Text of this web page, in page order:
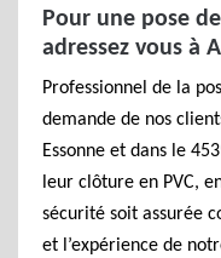
Pour une pose
adressez vous à
Professionnel de la
demande de nos
Essonne et dans le
leur clôture en PVC,
sécurité soit assurée
et l’expérience de